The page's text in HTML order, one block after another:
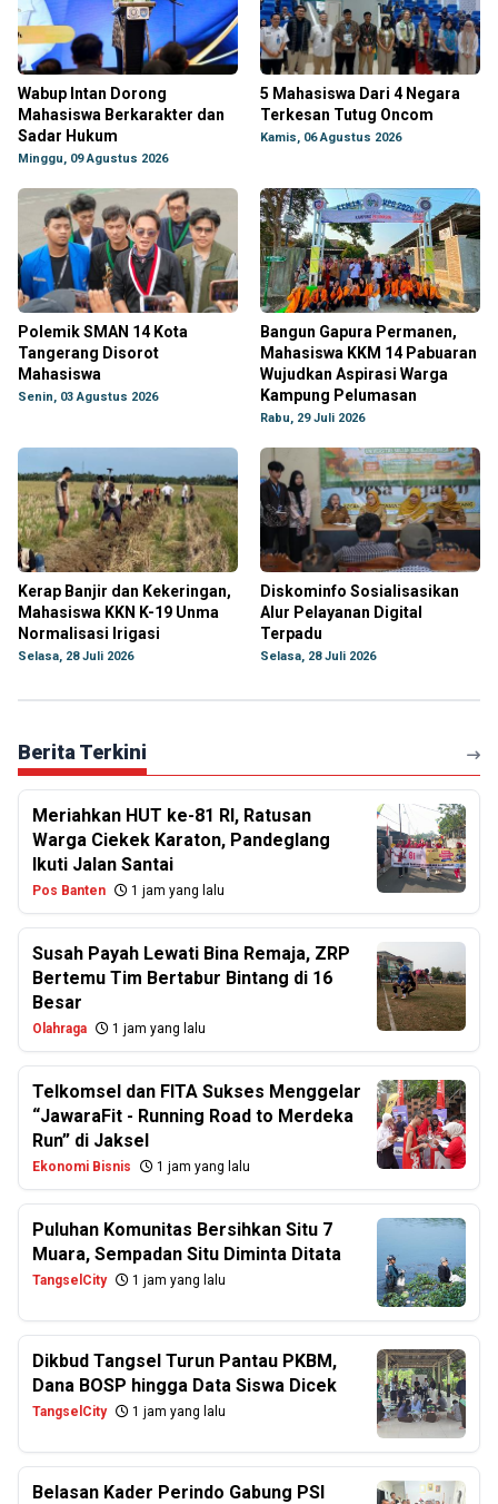
Wabup Intan Dorong
Mahasiswa Berkarakter dan
Sadar Hukum
Minggu, 09 Agustus 2026
5 Mahasiswa Dari 4 Negara
Terkesan Tutug Oncom
Kamis, 06 Agustus 2026
Polemik SMAN 14 Kota
Tangerang Disorot
Mahasiswa
Senin, 03 Agustus 2026
Bangun Gapura Permanen,
Mahasiswa KKM 14 Pabuaran
Wujudkan Aspirasi Warga
Kampung Pelumasan
Rabu, 29 Juli 2026
Kerap Banjir dan Kekeringan,
Mahasiswa KKN K-19 Unma
Normalisasi Irigasi
Selasa, 28 Juli 2026
Diskominfo Sosialisasikan
Alur Pelayanan Digital
Terpadu
Selasa, 28 Juli 2026
Berita Terkini
Meriahkan HUT ke-81 RI, Ratusan
Warga Ciekek Karaton, Pandeglang
Ikuti Jalan Santai
Pos Banten 1 jam yang lalu
Susah Payah Lewati Bina Remaja, ZRP
Bertemu Tim Bertabur Bintang di 16
Besar
Olahraga 1 jam yang lalu
Telkomsel dan FITA Sukses Menggelar
“JawaraFit - Running Road to Merdeka
Run” di Jaksel
Ekonomi Bisnis 1 jam yang lalu
Puluhan Komunitas Bersihkan Situ 7
Muara, Sempadan Situ Diminta Ditata
TangselCity 1 jam yang lalu
Dikbud Tangsel Turun Pantau PKBM,
Dana BOSP hingga Data Siswa Dicek
TangselCity 1 jam yang lalu
Belasan Kader Perindo Gabung PSI